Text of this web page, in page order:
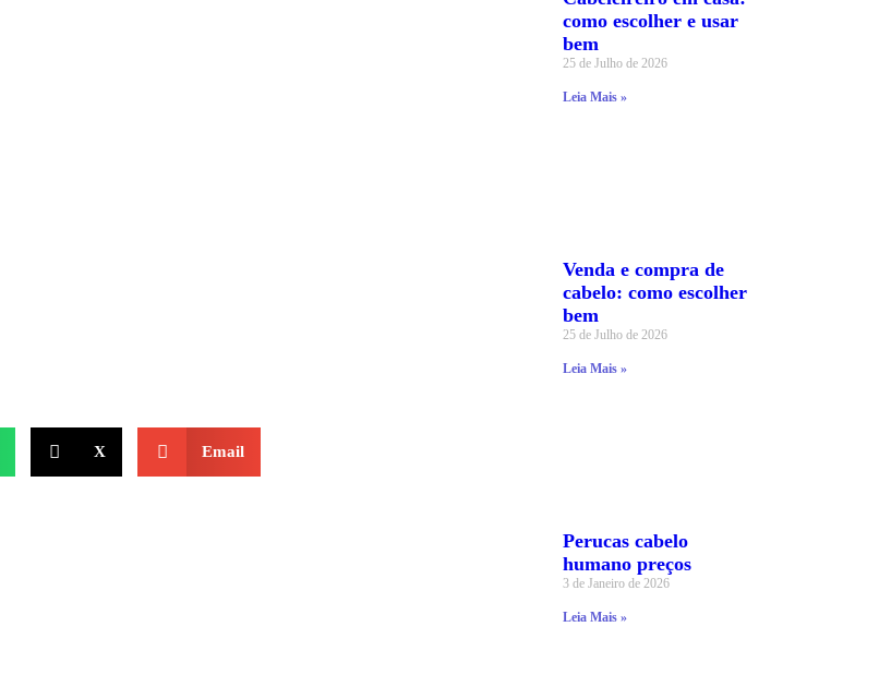
X Email
como escolher e usar
bem
25 de Julho de 2026
Leia Mais »
Venda e compra de
cabelo: como escolher
bem
25 de Julho de 2026
Leia Mais »
Perucas cabelo
humano preços
3 de Janeiro de 2026
Leia Mais »